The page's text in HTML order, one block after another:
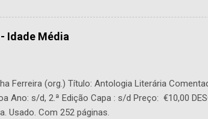
Idade Média
Ferreira (org.) Título: Antologia Literária
Ano: s/d, 2.ª Edição Capa : s/d Preço: €10,00
Usado. Com 252 páginas.